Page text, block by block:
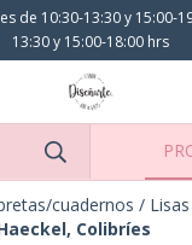
de 10:30-13:30 y 15:00-
13:30 y 15:00-18:00 hrs
cuadernos / Lisas
Colibríes